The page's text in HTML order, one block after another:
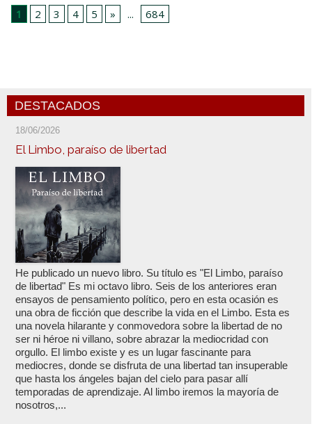
1
2 3 4 5 » ... 684
DESTACADOS
18/06/2026
El Limbo, paraíso de libertad
He publicado un nuevo libro. Su título es "El Limbo, paraíso
de libertad" Es mi octavo libro. Seis de los anteriores eran
ensayos de pensamiento político, pero en esta ocasión es
una obra de ficción que describe la vida en el Limbo. Esta es
una novela hilarante y conmovedora sobre la libertad de no
ser ni héroe ni villano, sobre abrazar la mediocridad con
orgullo. El limbo existe y es un lugar fascinante para
mediocres, donde se disfruta de una libertad tan insuperable
que hasta los ángeles bajan del cielo para pasar allí
temporadas de aprendizaje. Al limbo iremos la mayoría de
nosotros,...